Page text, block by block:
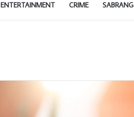
ENTERTAINMENT CRIME SABRANG